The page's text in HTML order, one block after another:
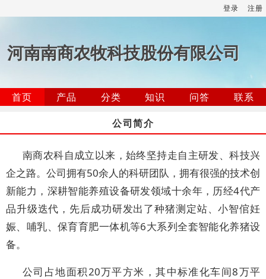
登录 注册
河南南商农牧科技股份有限公司
首页 产品 分类 知识 问答
联系
公司简介
南商农科自成立以来，始终坚持走自主研发、科技兴
企之路。公司拥有50余人的科研团队，拥有很强的技术创
新能力，深耕智能养殖设备研发领域十余年，历经4代产
品升级迭代，先后成功研发出了种猪测定站、小智倌妊
娠、哺乳、保育育肥一体机等6大系列全套智能化养猪设
备。
公司占地面积20万平方米，其中标准化车间8万平